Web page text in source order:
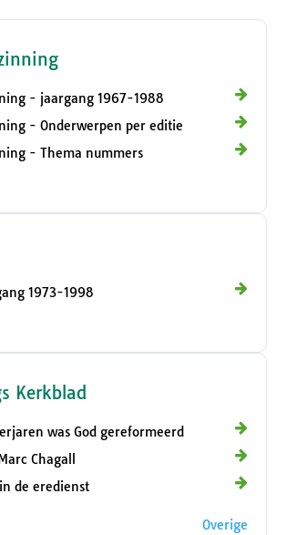
- jaargang 1967-1988
- Onderwerpen per editie
- Thema nummers
1973-1998
Kerkblad
was God gereformeerd
Chagall
de eredienst
Overige